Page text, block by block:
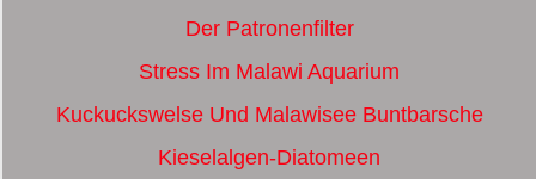
Der Patronenfilter
Stress Im Malawi Aquarium
Kuckuckswelse Und Malawisee Buntbarsche
Kieselalgen-Diatomeen